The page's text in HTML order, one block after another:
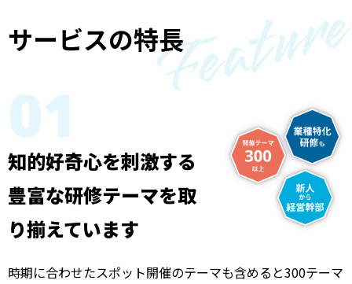
サービスの特長
01
知的好奇心を刺激する
豊富な研修テーマを取
り揃えています
時期に合わせたスポット開催のテーマも含めると300テーマ